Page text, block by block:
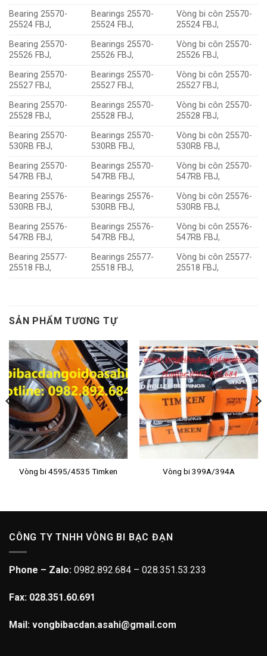
Bearing 25570-
25524 FBJ,
Bearings 25570-
25524 FBJ,
Vòng bi côn 25570-
25524 FBJ,
Bearing 25570-
25526 FBJ,
Bearings 25570-
25526 FBJ,
Vòng bi côn 25570-
25526 FBJ,
Bearing 25570-
25527 FBJ,
Bearings 25570-
25527 FBJ,
Vòng bi côn 25570-
25527 FBJ,
Bearing 25570-
25528 FBJ,
Bearings 25570-
25528 FBJ,
Vòng bi côn 25570-
25528 FBJ,
Bearing 25570-
530RB FBJ,
Bearings 25570-
530RB FBJ,
Vòng bi côn 25570-
530RB FBJ,
Bearing 25570-
547RB FBJ,
Bearings 25570-
547RB FBJ,
Vòng bi côn 25570-
547RB FBJ,
Bearing 25576-
530RB FBJ,
Bearings 25576-
530RB FBJ,
Vòng bi côn 25576-
530RB FBJ,
Bearing 25576-
547RB FBJ,
Bearings 25576-
547RB FBJ,
Vòng bi côn 25576-
547RB FBJ,
Bearing 25577-
25518 FBJ,
Bearings 25577-
25518 FBJ,
Vòng bi côn 25577-
25518 FBJ,
SẢN PHẨM TƯƠNG TỰ
Vòng bi 4595/4535 Timken Vòng bi 399A/394A
CÔNG TY TNHH VÒNG BI BẠC ĐẠN
Phone – Zalo: 0982.892.684 – 028.351.53.233
Fax: 028.351.60.691
Mail: vongbibacdan.asahi@gmail.com